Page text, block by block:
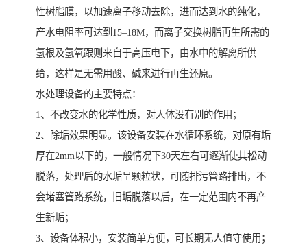
性树脂膜，以加速离子移动去除，进而达到水的纯化，
产水电阻率可达到15–18M，而离子交换树脂再生所需的
氢根及氢氧跟则来自于高压电下，由水中的解离所供
给，这样是无需用酸、碱来进行再生还原。
水处理设备的主要特点：
1、不改变水的化学性质，对人体没有别的作用；
2、除垢效果明显。该设备安装在水循环系统，对原有垢
厚在2mm以下的，一般情况下30天左右可逐渐使其松动
脱落，处理后的水垢呈颗粒状，可随排污管路排出，不
会堵塞管路系统，旧垢脱落以后，在一定范围内不再产
生新垢；
3、设备体积小，安装简单方便，可长期无人值守使用；